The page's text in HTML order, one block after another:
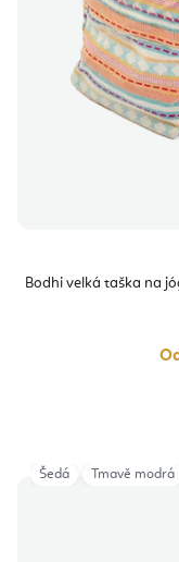
Bodhi velká taška na
Šedá Tmavě modrá